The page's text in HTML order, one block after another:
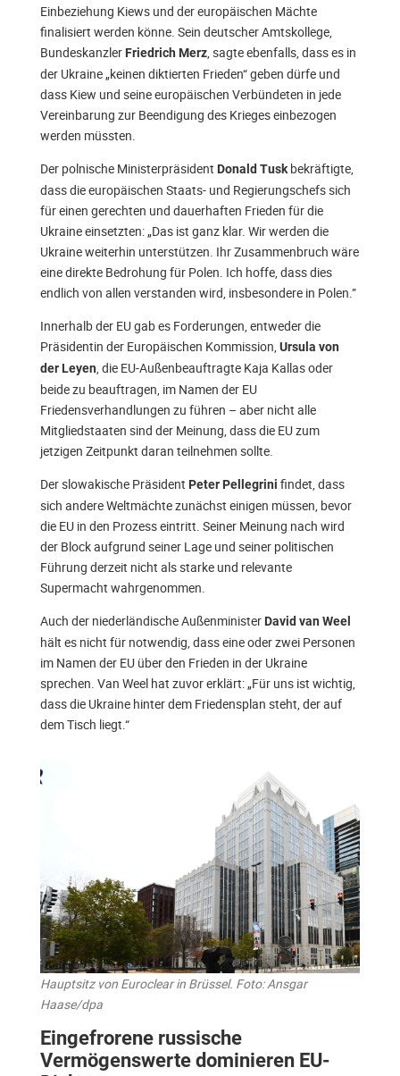
Einbeziehung Kiews und der europäischen Mächte
finalisiert werden könne. Sein deutscher Amtskollege,
Bundeskanzler Friedrich Merz, sagte ebenfalls, dass es in
der Ukraine „keinen diktierten Frieden“ geben dürfe und
dass Kiew und seine europäischen Verbündeten in jede
Vereinbarung zur Beendigung des Krieges einbezogen
werden müssten.
Der polnische Ministerpräsident Donald Tusk bekräftigte,
dass die europäischen Staats- und Regierungschefs sich
für einen gerechten und dauerhaften Frieden für die
Ukraine einsetzten: „Das ist ganz klar. Wir werden die
Ukraine weiterhin unterstützen. Ihr Zusammenbruch wäre
eine direkte Bedrohung für Polen. Ich hoffe, dass dies
endlich von allen verstanden wird, insbesondere in Polen.”
Innerhalb der EU gab es Forderungen, entweder die
Präsidentin der Europäischen Kommission, Ursula von
der Leyen, die EU-Außenbeauftragte Kaja Kallas oder
beide zu beauftragen, im Namen der EU
Friedensverhandlungen zu führen – aber nicht alle
Mitgliedstaaten sind der Meinung, dass die EU zum
jetzigen Zeitpunkt daran teilnehmen sollte.
Der slowakische Präsident Peter Pellegrini findet, dass
sich andere Weltmächte zunächst einigen müssen, bevor
die EU in den Prozess eintritt. Seiner Meinung nach wird
der Block aufgrund seiner Lage und seiner politischen
Führung derzeit nicht als starke und relevante
Supermacht wahrgenommen.
Auch der niederländische Außenminister David van Weel
hält es nicht für notwendig, dass eine oder zwei Personen
im Namen der EU über den Frieden in der Ukraine
sprechen. Van Weel hat zuvor erklärt: „Für uns ist wichtig,
dass die Ukraine hinter dem Friedensplan steht, der auf
dem Tisch liegt.“
Hauptsitz von Euroclear in Brüssel. Foto: Ansgar
Haase/dpa
Eingefrorene russische
Vermögenswerte dominieren EU-